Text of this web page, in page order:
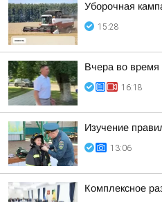
Уборочная
15:28
Вчера во время
16:18
Изучение
13:06
Комплексное